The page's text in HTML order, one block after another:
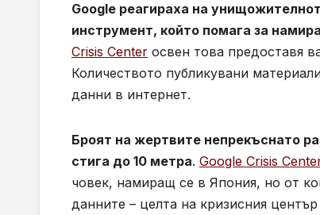
Google реагираха на
инструмент, който помага за
Crisis Center освен това предоставя
Количеството публикувани
данни в интернет.
Броят на жертвите непрекъснато
стига до 10 метра. Google Crisis
човек, намиращ се в Япония, но от
данните – целта на кризисния